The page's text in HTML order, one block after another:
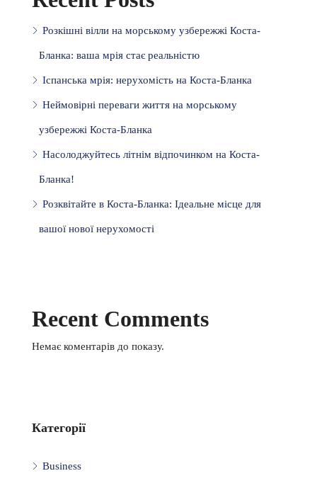
Розкішні вілли на морському узбережжі Коста-
Бланка: ваша мрія стає реальністю
Іспанська мрія: нерухомість на Коста-Бланка
Неймовірні переваги життя на морському
узбережжі Коста-Бланка
Насолоджуйтесь літнім відпочинком на Коста-
Бланка!
Розквітайте в Коста-Бланка: Ідеальне місце для
вашої нової нерухомості
Recent Comments
Немає коментарів до показу.
Категорії
Business